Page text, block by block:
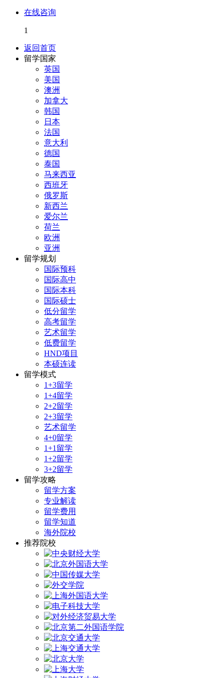
在线咨询
1
返回首页
留学国家
英国
美国
澳洲
加拿大
韩国
日本
法国
意大利
德国
泰国
马来西亚
西班牙
俄罗斯
新西兰
爱尔兰
荷兰
欧洲
亚洲
留学规划
国际预科
国际高中
国际本科
国际硕士
低分留学
高考留学
艺术留学
低费留学
HND项目
本硕连读
留学模式
1+3留学
1+4留学
2+2留学
2+3留学
艺术留学
4+0留学
1+1留学
1+2留学
3+2留学
留学攻略
留学方案
专业解读
留学费用
留学知道
海外院校
推荐院校